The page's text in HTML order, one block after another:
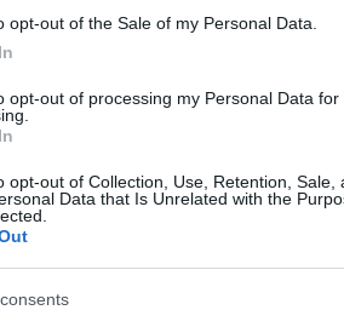
opt-out of the Sale of my Personal Data.
opt-out of processing my Personal Data for
opt-out of Collection, Use, Retention, Sale,
Data that Is Unrelated with the
για τον καρκίνο των
θεραπεία και
τον όγκο